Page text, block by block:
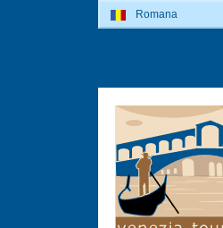
Romana